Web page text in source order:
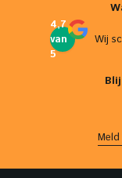
4,7
van
5
Wij